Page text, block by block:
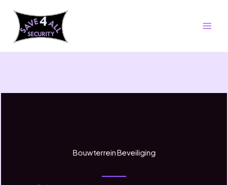
Bouwterrein Beveiliging